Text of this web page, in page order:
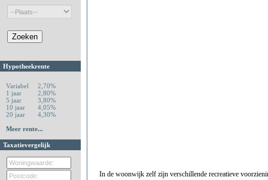
Hypotheekrente
Variabel
2,70%
1 jaar
2,80%
5 jaar
3,80%
10 jaar
4,05%
20 jaar
4,30%
Meer rente...
Taxatievergelijk
In de woonwijk zelf zijn verschillende recreatieve